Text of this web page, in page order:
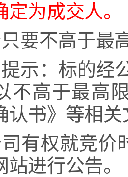
为成交人。
要不高于最
示：标的经
不高于最高
认书》等相
有权就竞价
进行公告。